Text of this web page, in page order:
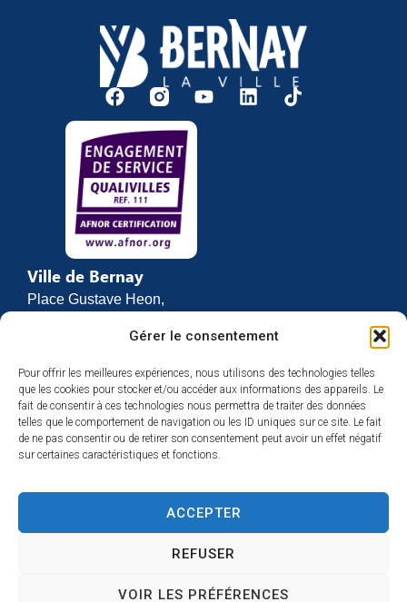
Gérer le consentement
Pour offrir les meilleures expériences, nous utilisons des technologies telles
que les cookies pour stocker et/ou accéder aux informations des appareils. Le
fait de consentir à ces technologies nous permettra de traiter des données
telles que le comportement de navigation ou les ID uniques sur ce site. Le fait
de ne pas consentir ou de retirer son consentement peut avoir un effet négatif
sur certaines caractéristiques et fonctions.
ACCEPTER
REFUSER
VOIR LES PRÉFÉRENCES
Ville de Bernay
Place Gustave Heon,
27307 BERNAY
02 32 46 63 00
Contact
Horaires d’ouverture
Du lundi au vendredi :
et de 13h30 à 17h